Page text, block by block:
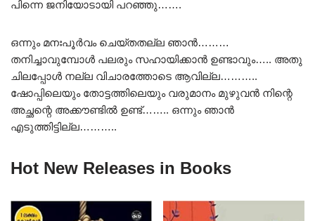
പിന്നെ ജനിയോടായി പറഞ്ഞു…….
ഒന്നും മനഃപൂർവം ചെയ്തതല്ല ഞാൻ………
തനിച്ചാവുമ്പോൾ പലരും സഹായിക്കാൻ ഉണ്ടാവും….. അതു
ചിലപ്പോൾ നല്ല വിചാരത്തോടെ ആവില്ല………..
ഷോപ്പിലെയും തോട്ടത്തിലെയും വരുമാനം മുഴുവൻ നിന്റെ
അച്ഛന്റെ അക്കൗണ്ടിൽ ഉണ്ട്…….. ഒന്നും ഞാൻ
എടുത്തിട്ടില്ല………..
Hot New Releases in Books